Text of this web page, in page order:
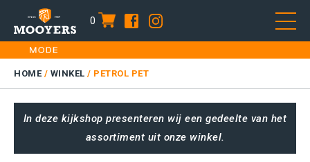
0 item
Skip
to
content
HOME
DAMES
KIDS
HOME/ WINKEL / PETROL PET
In deze kijkshop presenteren wij een gedeelte van het
assortiment uit onze winkel.